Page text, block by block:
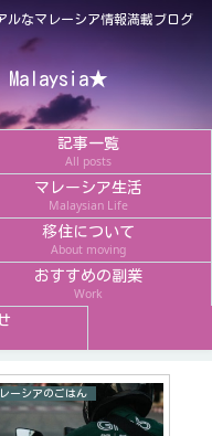
ルなマレーシア情報満載ブログ
記事一覧
All posts
マレーシア生活
Malaysian Life
移住について
About moving
おすすめの副業
Work
ーシアのごはん